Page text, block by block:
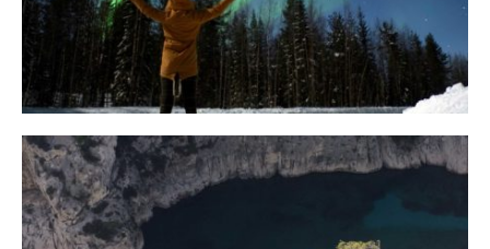
31. JANUAR 2018
Ein Campervan Roadtrip durch die